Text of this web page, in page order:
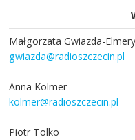
Małgorzata Gwiazda-
gwiazda@radioszczecin.pl
Anna Kolmer
kolmer@radioszczecin.pl
Piotr Tolko